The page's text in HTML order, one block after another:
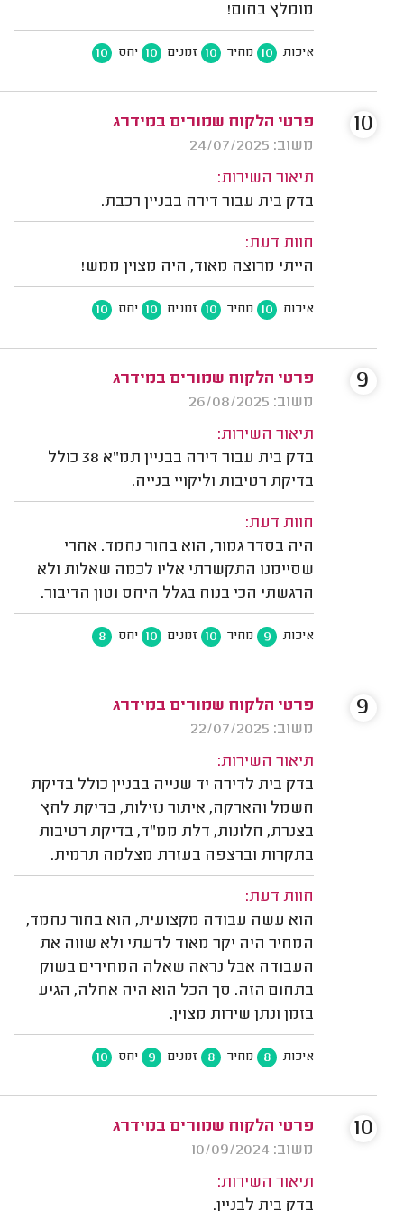
מומלץ בחום!
איכות 10 מחיר 10 זמנים 10 יחס 10
פרטי הלקוח שמורים במידרג
משוב: 24/07/2025
תיאור השירות:
בדק בית עבור דירה בבניין רכבת.
חוות דעת:
הייתי מרוצה מאוד, היה מצוין ממש!
איכות 10 מחיר 10 זמנים 10 יחס 10
10
פרטי הלקוח שמורים במידרג
משוב: 26/08/2025
תיאור השירות:
בדק בית עבור דירה בבניין תמ"א 38 כולל
בדיקת רטיבות וליקויי בנייה.
חוות דעת:
היה בסדר גמור, הוא בחור נחמד. אחרי
שסיימנו התקשרתי אליו לכמה שאלות ולא
הרגשתי הכי בנוח בגלל היחס וטון הדיבור.
איכות 9 מחיר 10 זמנים 10 יחס 8
9
פרטי הלקוח שמורים במידרג
משוב: 22/07/2025
תיאור השירות:
בדק בית לדירה יד שנייה בבניין כולל בדיקת
חשמל והארקה, איתור נזילות, בדיקת לחץ
בצנרת, חלונות, דלת ממ"ד, בדיקת רטיבות
בתקרות וברצפה בעזרת מצלמה תרמית.
חוות דעת:
הוא עשה עבודה מקצועית, הוא בחור נחמד,
המחיר היה יקר מאוד לדעתי ולא שווה את
העבודה אבל נראה שאלה המחירים בשוק
בתחום הזה. סך הכל הוא היה אחלה, הגיע
בזמן ונתן שירות מצוין.
איכות 8 מחיר 8 זמנים 9 יחס 10
9
פרטי הלקוח שמורים במידרג
משוב: 10/09/2024
תיאור השירות:
בדק בית לבניין.
10